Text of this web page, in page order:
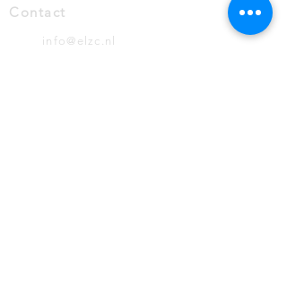
Contact
info@elzc.nl